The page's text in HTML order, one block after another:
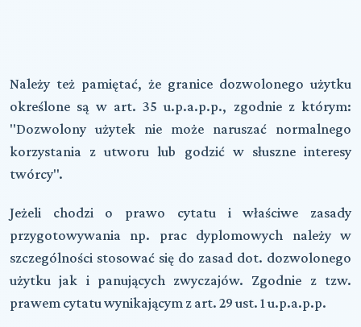
Należy też pamiętać, że granice dozwolonego użytku
określone są w art. 35 u.p.a.p.p., zgodnie z którym:
"Dozwolony użytek nie może naruszać normalnego
korzystania z utworu lub godzić w słuszne interesy
twórcy".
Jeżeli chodzi o prawo cytatu i właściwe zasady
przygotowywania np. prac dyplomowych należy w
szczególności stosować się do zasad dot. dozwolonego
użytku jak i panujących zwyczajów. Zgodnie z tzw.
prawem cytatu wynikającym z art. 29 ust. 1 u.p.a.p.p.